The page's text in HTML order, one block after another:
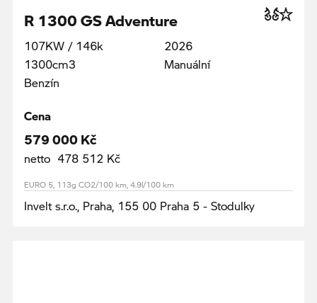
R 1300 GS Adventure
107KW / 146k
1300cm3
Benzín
2026
Manuální
Cena
579 000 Kč
netto 478 512 Kč
EURO 5, 113g CO2/100 km, 4.9l/100 km
Invelt s.r.o., Praha, 155 00 Praha 5 - Stodulky